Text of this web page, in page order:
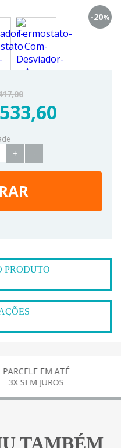
-20%
+ -
PRODUTO
EM ATÉ
TAMBÉM